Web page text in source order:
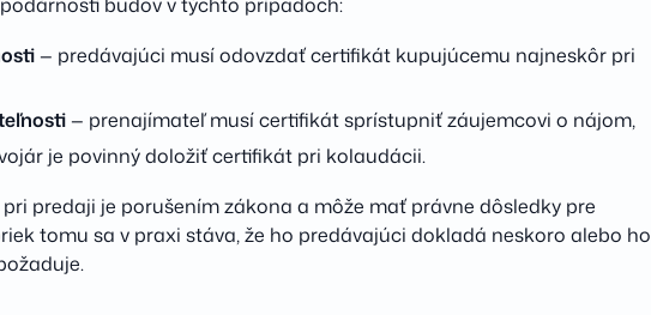
— predávajúci musí odovzdať certifikát kupujúcemu najneskôr pri
— prenajímateľ musí certifikát sprístupniť záujemcovi o nájom,
je povinný doložiť certifikát pri kolaudácii.
predaji je porušením zákona a môže mať právne dôsledky pre
tomu sa v praxi stáva, že ho predávajúci dokladá neskoro alebo ho